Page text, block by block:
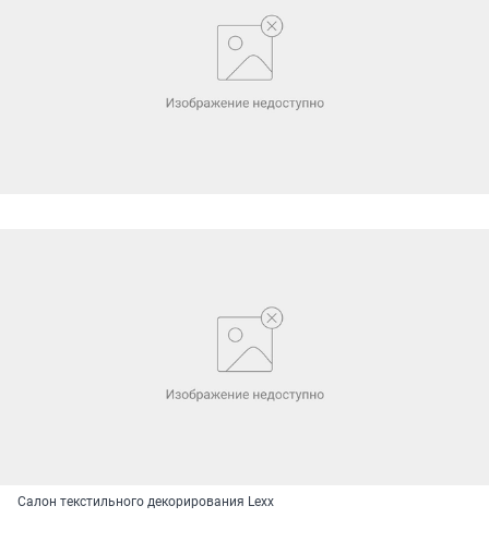
Салон текстильного декорирования Lexx